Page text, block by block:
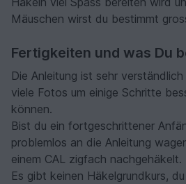
Mäuschen wirst du bestimmt
Fertigkeiten und was Du
Die Anleitung ist sehr
viele Fotos um einige Schritte
können.
Bist du ein fortgeschrittener
problemlos an die Anleitung
einem CAL zigfach nachgehäkelt.
Es gibt keinen Häkelgrundkurs,